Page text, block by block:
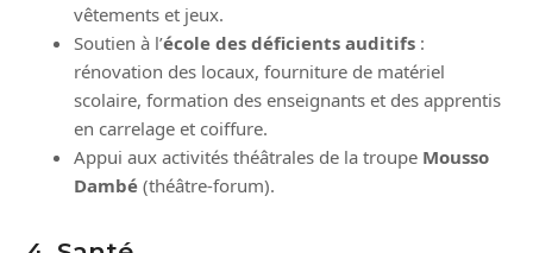
vêtements et jeux.
Soutien à l’école des déficients auditifs :
rénovation des locaux, fourniture de matériel
scolaire, formation des enseignants et des apprentis
en carrelage et coiffure.
Appui aux activités théâtrales de la troupe Mousso
Dambé (théâtre-forum).